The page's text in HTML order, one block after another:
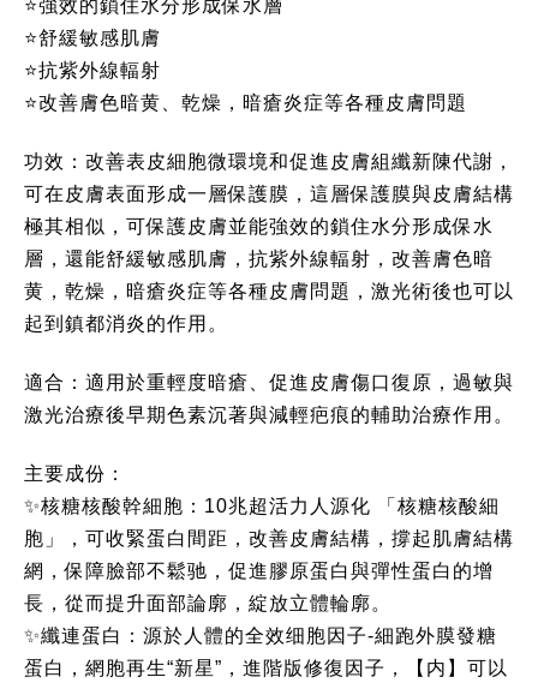
⭐️強效的鎖住水分形成保水層
⭐️舒緩敏感肌膚
⭐️抗紫外線輻射
⭐️改善膚色暗黄、乾燥，暗瘡炎症等各種皮膚問題
功效：改善表皮細胞微環境和促進皮膚組纖新陳代謝，
可在皮膚表面形成一層保護膜，這層保護膜與皮膚結構
極其相似，可保護皮膚並能強效的鎖住水分形成保水
層，還能舒緩敏感肌膚，抗紫外線輻射，改善膚色暗
黄，乾燥，暗瘡炎症等各種皮膚問題，激光術後也可以
起到鎮都消炎的作用。
適合：適用於重輕度暗瘡、促進皮膚傷口復原，過敏與
激光治療後早期色素沉著與減輕疤痕的輔助治療作用。
主要成份：
✨核糖核酸幹細胞：10兆超活力人源化 「核糖核酸細
胞」，可收緊蛋白間距，改善皮膚結構，撐起肌膚結構
網，保障臉部不鬆驰，促進膠原蛋白與彈性蛋白的增
長，從而提升面部論廓，綻放立體輪廓。
✨纖連蛋白：源於人體的全效细胞因子-細跑外膜發糖
蛋白，網胞再生“新星”，進階版修復因子，【内】可以